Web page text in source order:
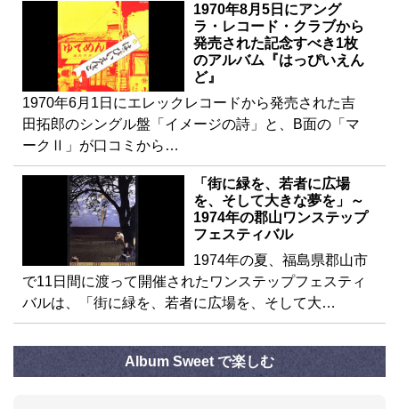
1970年8月5日にアング
ラ・レコード・クラブから
発売された記念すべき1枚
のアルバム『はっぴいえん
ど』
1970年6月1日にエレックレコードから発売された吉
田拓郎のシングル盤「イメージの詩」と、B面の「マ
ークⅡ」が口コミから…
「街に緑を、若者に広場
を、そして大きな夢を」～
1974年の郡山ワンステップ
フェスティバル
1974年の夏、福島県郡山市
で11日間に渡って開催されたワンステップフェスティ
バルは、「街に緑を、若者に広場を、そして大…
Album Sweet で楽しむ